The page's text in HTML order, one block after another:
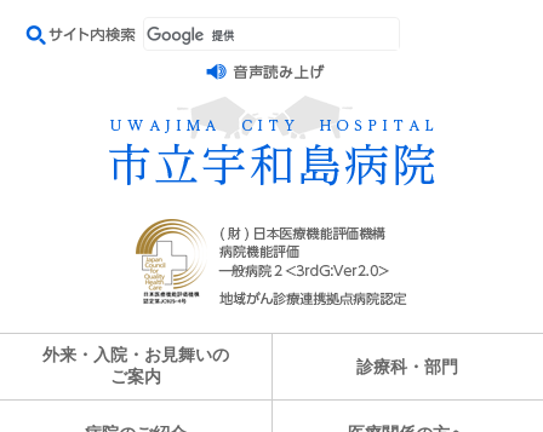
外来・入院・お見舞いの
ご案内
診療科・部門